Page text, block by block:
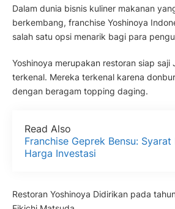
Dalam dunia bisnis kuliner makanan
berkembang, franchise Yoshinoya
salah satu opsi menarik bagi para
Yoshinoya merupakan restoran siap saji
terkenal. Mereka terkenal karena
dengan beragam topping daging.
Read Also
Franchise Geprek Bensu:
Harga Investasi
Restoran Yoshinoya Didirikan pada